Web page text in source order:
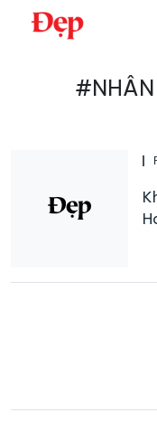
Chuyển
#NHÂN